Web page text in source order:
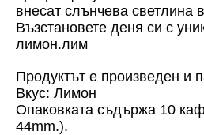
внесат слънчева светлина
Възстановете деня си с
лимон.лим
Продуктът е произведен и
Вкус: Лимон
Опаковката съдържа 10
44mm.).